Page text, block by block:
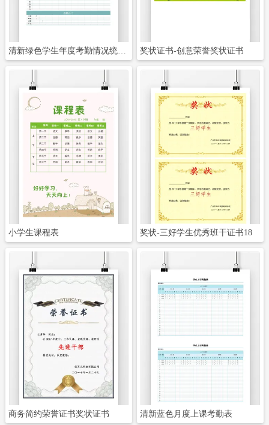
清新绿色学生年度考勤情况统计表 奖状证书-创意荣誉奖状证书
小学生课程表 奖状-三好学生优秀班干证书18
立即下载
商务简约荣誉证书奖状证书
立即下载
清新蓝色月度上课考勤表
立即下载 立即下载